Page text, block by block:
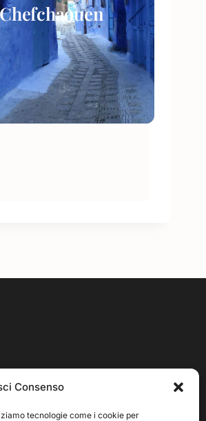
Consenso
tecnologie come i cookie per
Chefchaouen